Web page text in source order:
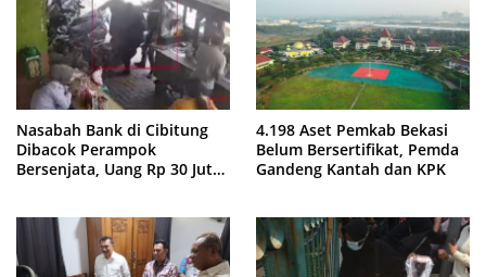
Nasabah Bank di Cibitung
Dibacok Perampok
Bersenjata, Uang Rp 30 Juta
4.198 Aset Pemkab Bekasi
Belum Bersertifikat, Pemda
Gandeng Kantah dan KPK